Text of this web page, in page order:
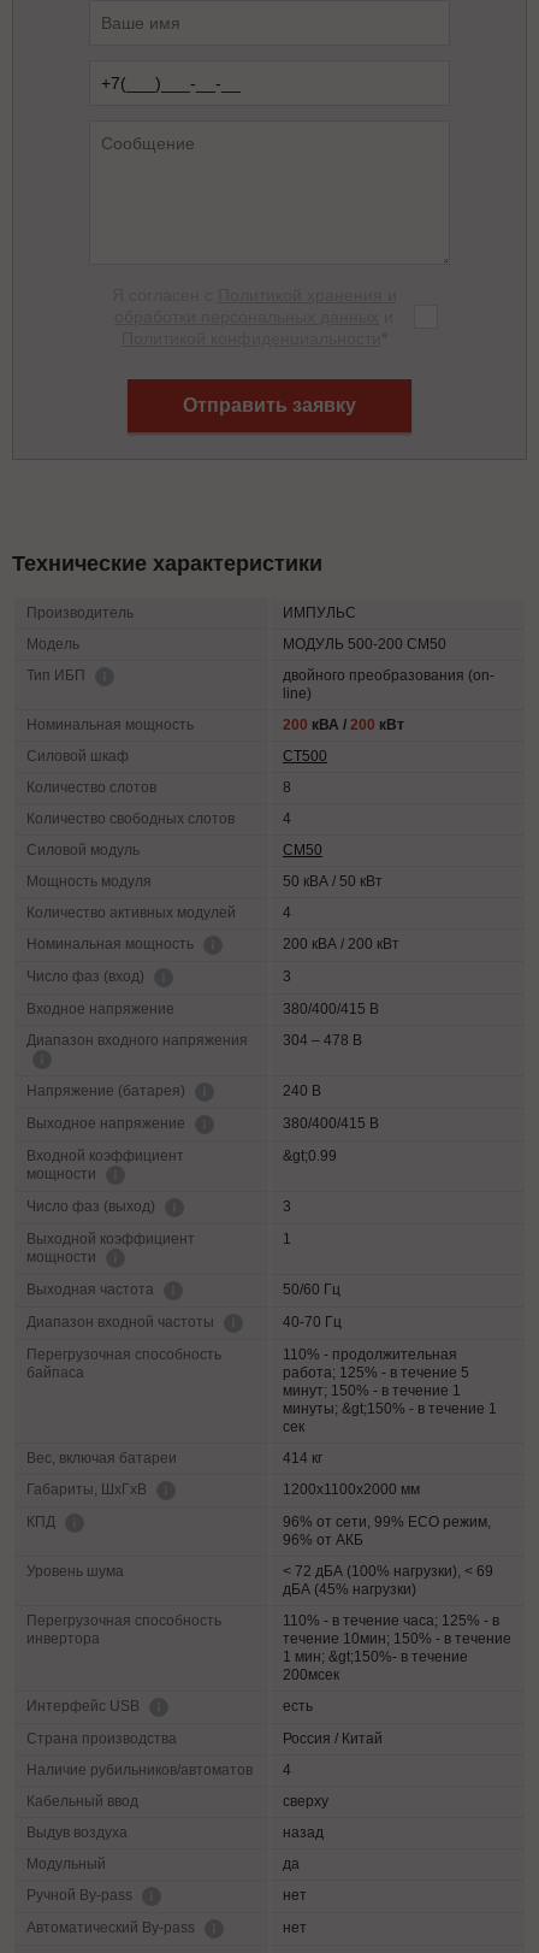
Отправить заявку
Технические характеристики
Производитель
ИМПУЛЬС
Модель
МОДУЛЬ 500-200 СМ50
Тип ИБП
двойного преобразования (on-
line)
Номинальная мощность
200 кВА / 200 кВт
Силовой шкаф
СТ500
Количество слотов
8
Количество свободных слотов
4
Силовой модуль
СМ50
Мощность модуля
50 кВА / 50 кВт
Количество активных модулей
4
Номинальная мощность
200 кВА / 200 кВт
Число фаз (вход)
3
Входное напряжение
380/400/415 В
Диапазон входного напряжения
304 – 478 В
Напряжение (батарея)
240 В
Выходное напряжение
380/400/415 В
Входной коэффициент
мощности
&gt;0.99
Число фаз (выход)
3
Выходной коэффициент
мощности
1
Выходная частота
50/60 Гц
Диапазон входной частоты
40-70 Гц
Перегрузочная способность
байпаса
110% - продолжительная
работа; 125% - в течение 5
минут; 150% - в течение 1
минуты; &gt;150% - в течение 1
сек
Вес, включая батареи
414 кг
Габариты, ШхГхВ
1200х1100х2000 мм
КПД
96% от сети, 99% ECO режим,
96% от АКБ
Уровень шума
< 72 дБА (100% нагрузки), < 69
дБА (45% нагрузки)
Перегрузочная способность
инвертора
110% - в течение часа; 125% - в
течение 10мин; 150% - в течение
1 мин; &gt;150%- в течение
200мсек
Интерфейс USB
есть
Страна производства
Россия / Китай
Наличие рубильников/автоматов
4
Кабельный ввод
сверху
Выдув воздуха
назад
Модульный
да
Ручной By-pass
нет
Автоматический By-pass
нет